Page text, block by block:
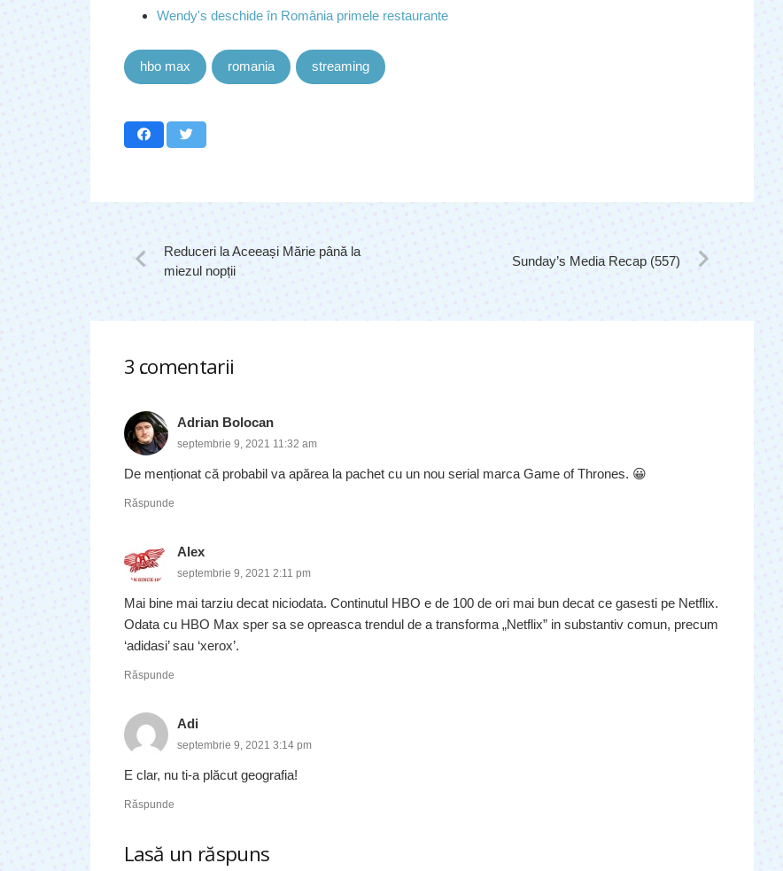
Wendy's deschide în România primele restaurante
hbo max romania streaming
Reduceri la Aceeași Mărie până la
miezul nopții
Sunday’s Media Recap (557)
3 comentarii
.
Adrian Bolocan
septembrie 9, 2021 11:32 am
De menționat că probabil va apărea la pachet cu un nou serial marca Game of Thrones. 😀
Răspunde
Alex
septembrie 9, 2021 2:11 pm
Mai bine mai tarziu decat niciodata. Continutul HBO e de 100 de ori mai bun decat ce gasesti pe Netflix.
Odata cu HBO Max sper sa se opreasca trendul de a transforma „Netflix” in substantiv comun, precum
‘adidasi’ sau ‘xerox’.
Răspunde
Adi
septembrie 9, 2021 3:14 pm
E clar, nu ti-a plăcut geografia!
Răspunde
Lasă un răspuns